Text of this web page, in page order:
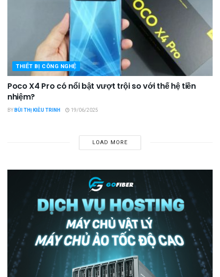
THIẾT BỊ CÔNG NGHỆ
Poco X4 Pro có nổi bật vượt trội so với thế hệ tiền
nhiệm?
BYBÙI THỊ KIỀU TRINH 19/06/2025
LOAD MORE